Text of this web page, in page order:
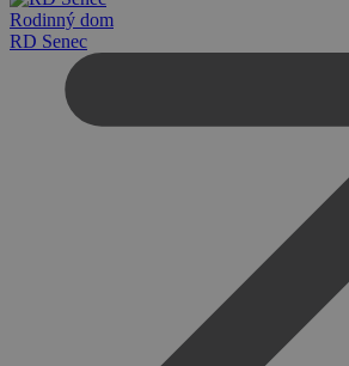
Rodinný dom
RD Senec